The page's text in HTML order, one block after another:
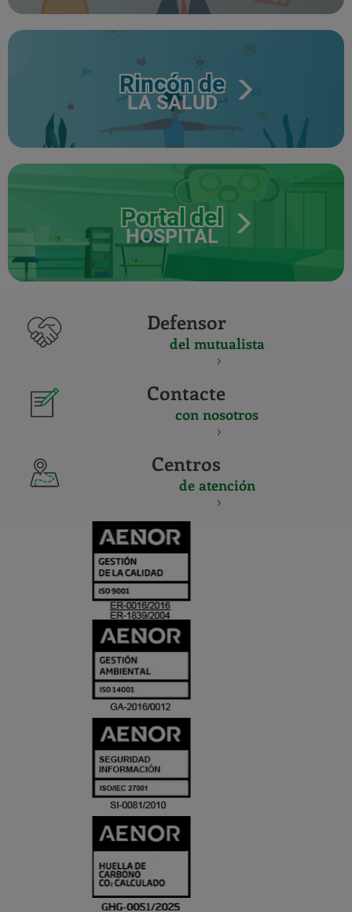
Rincón de
LA SALUD
Portal del
HOSPITAL
Defensor
del mutualista
Contacte
con nosotros
Centros
de atención